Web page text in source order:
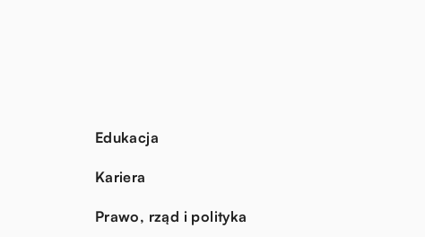
Edukacja
Kariera
Prawo, rząd i polityka